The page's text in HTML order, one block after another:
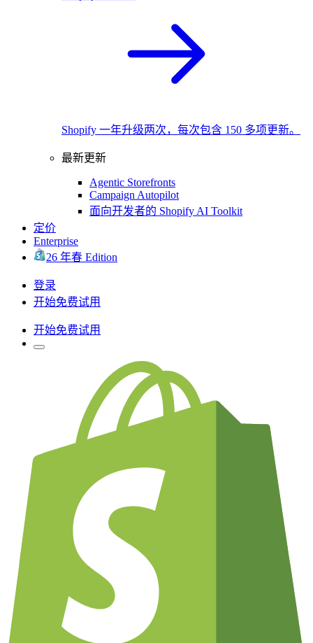
Shopify 一年升级两次，每次包含 150 多项更新。
最新更新
Agentic Storefronts
Campaign Autopilot
面向开发者的 Shopify AI Toolkit
定价
Enterprise
26 年春 Edition
登录
开始免费试用
开始免费试用